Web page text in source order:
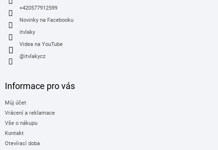
+420577912599
Novinky na Facebooku
itvlaky
Videa na YouTube
@itvlakycz
Informace pro vás
Můj účet
Vrácení a reklamace
Vše o nákupu
Kontakt
Otevírací doba